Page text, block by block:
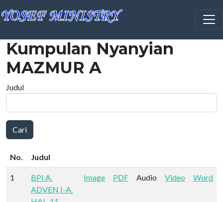
Lompat ke isi utama
Kumpulan Nyanyian
MAZMUR A
Judul
Cari
No. Judul
1
BPI A.
ADVEN I-A.
Image PDF Audio Video Word